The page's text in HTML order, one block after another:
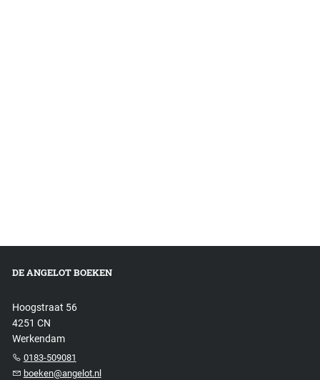
DE ANGELOT BOEKEN
Hoogstraat 56
4251 CN
Werkendam
0183-509081
boeken@angelot.nl